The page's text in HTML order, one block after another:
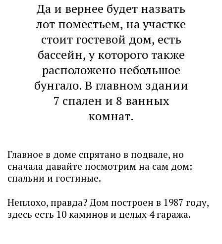
Да и вернее будет назвать
лот поместьем, на участке
стоит гостевой дом, есть
бассейн, у которого также
расположено небольшое
бунгало. В главном здании
7 спален и 8 ванных
комнат.
Главное в доме спрятано в подвале, но
сначала давайте посмотрим на сам дом:
спальни и гостиные.
Неплохо, правда? Дом построен в 1987 году,
здесь есть 10 каминов и целых 4 гаража.